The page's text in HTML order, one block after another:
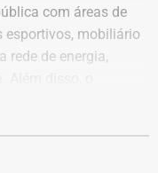
com áreas de
esportivos, mobiliário
rede de energia,
e oito
de 200